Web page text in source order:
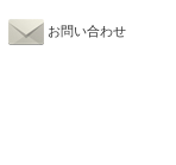
お問い合わせ